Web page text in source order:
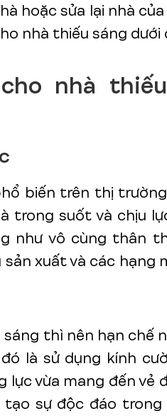
hoặc sửa lại nhà
nhà thiếu sáng dưới
nhà
biến trên thị
trong suốt và chịu
như vô cùng thân
xuất và các hạng
thì nên hạn chế
là sử dụng kính
lực vừa mang đến vẻ
sự độc đáo trong